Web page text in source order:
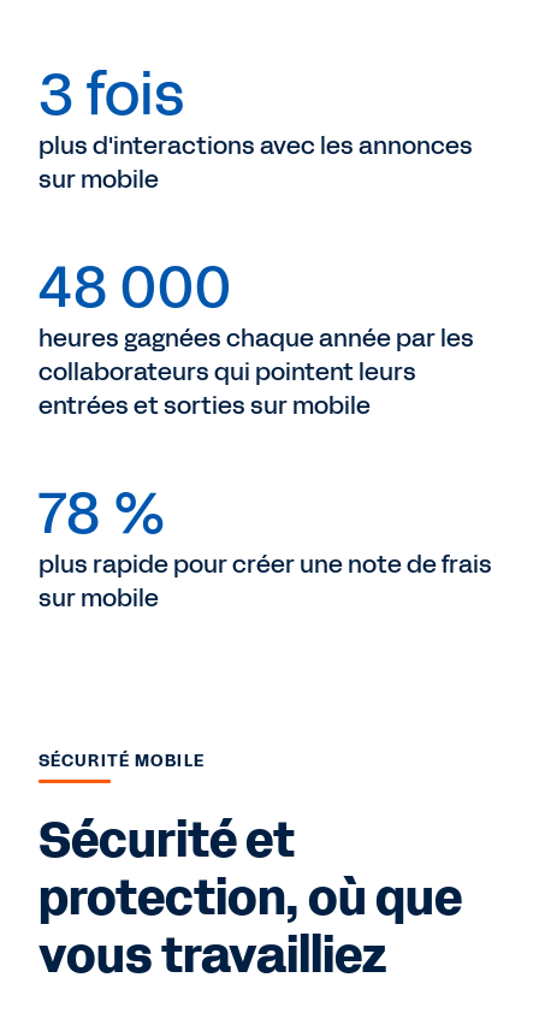
3 fois
plus d'interactions avec les annonces
sur mobile
48 000
heures gagnées chaque année par les
collaborateurs qui pointent leurs
entrées et sorties sur mobile
78 %
plus rapide pour créer une note de frais
sur mobile
SÉCURITÉ MOBILE
Sécurité et
protection, où que
vous travailliez